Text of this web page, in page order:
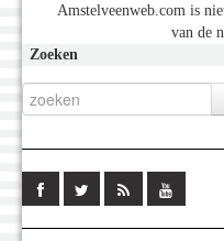
Amstelveenweb.com is
van de
Zoeken